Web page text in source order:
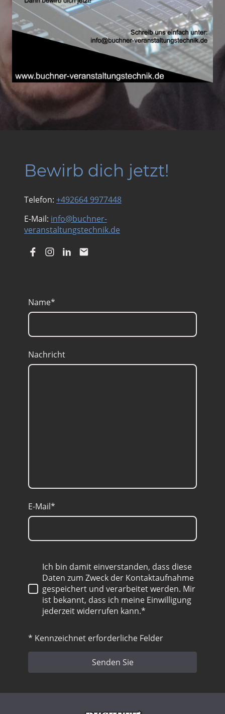
Bewirb dich jetzt!
Telefon: +492664 9977448
E-Mail: info@buchner-
veranstaltungstechnik.de
Name*
Nachricht
E-Mail*
Ich bin damit einverstanden, dass diese
Daten zum Zweck der Kontaktaufnahme
gespeichert und verarbeitet werden. Mir
ist bekannt, dass ich meine Einwilligung
jederzeit widerrufen kann.*
* Kennzeichnet erforderliche Felder
Senden Sie